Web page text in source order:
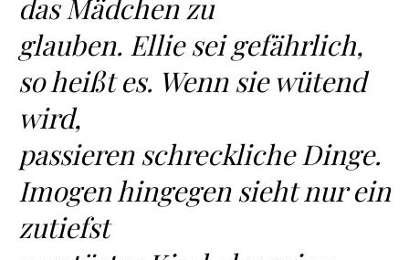
das Mädchen zu
glauben. Ellie sei gefährlich,
so heißt es. Wenn sie wütend
wird,
passieren schreckliche Dinge.
Imogen hingegen sieht nur ein
zutiefst